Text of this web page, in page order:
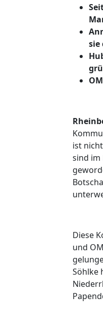
sie
ist
sind im
Diese
und
Söhlke